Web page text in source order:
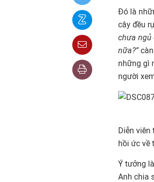
Đó là
cây đều
chưa ngủ
nữa?”
những gì
người
Diễn viên
hồi ức về
Ý tưởng
Anh chia